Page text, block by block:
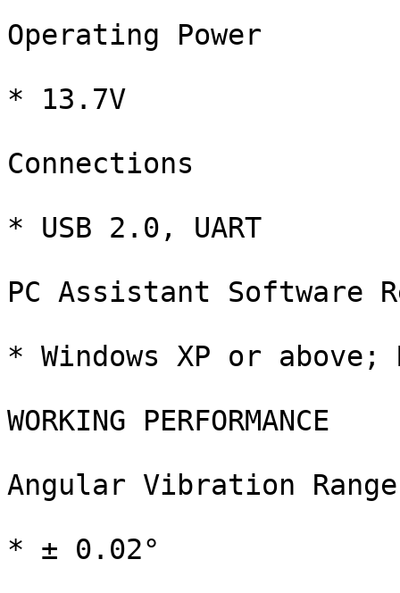
Operating Power
* 13.7V
Connections
* USB 2.0, UART
PC Assistant Software
* Windows XP or above;
WORKING PERFORMANCE
Angular Vibration Range
* ± 0.02°